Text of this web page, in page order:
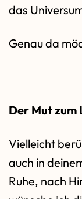
das
Genau da
Der Mut zum
Vielleicht
auch in
Ruhe, nach